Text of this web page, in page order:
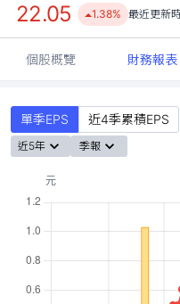
22.05 1.38% 最近更新
個股概覽 財務報表
單季EPS 近4季累積EPS
近5年 季報